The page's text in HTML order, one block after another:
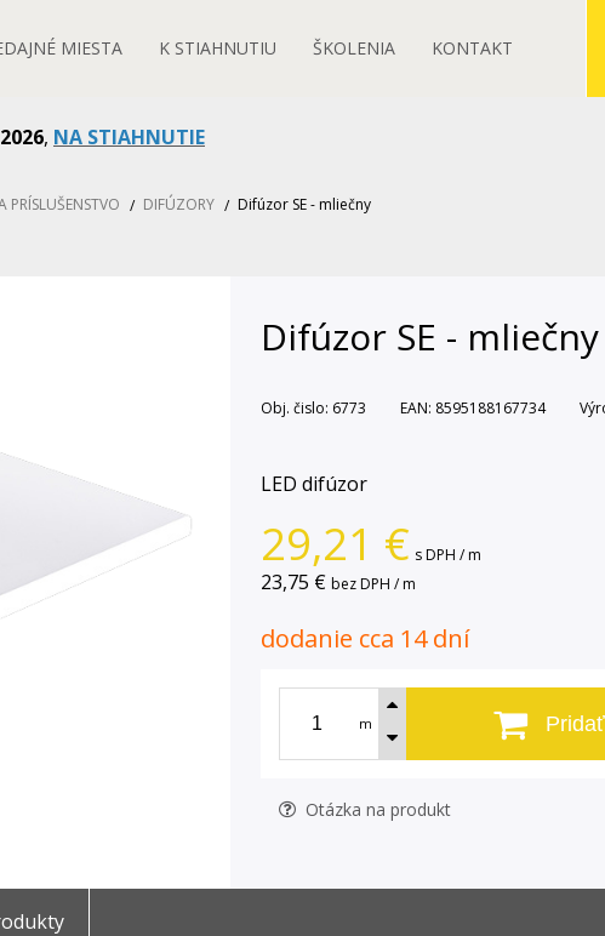
MIESTA K STIAHNUTIU ŠKOLENIA KONTAKT
, NA STIAHNUTIE
PRÍSLUŠENSTVO DIFÚZORY Difúzor SE - mliečny
Difúzor SE - mliečny
Obj. čislo: 6773 EAN: 8595188167734
LED difúzor
29,21 € s DPH / m
23,75 € bez DPH / m
dodanie cca 14 dní
m
Otázka na produkt